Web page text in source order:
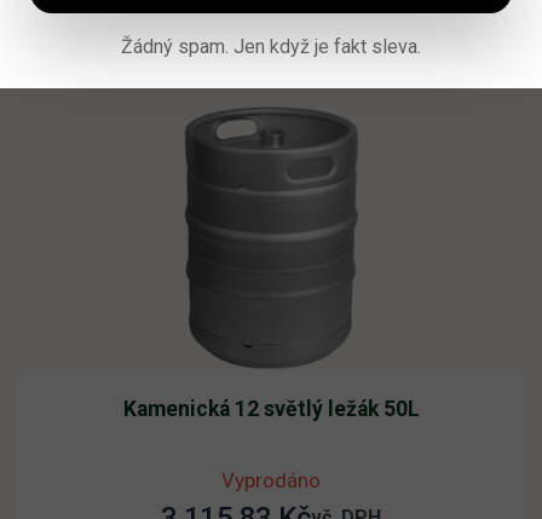
Přidat do košíku
Kamenická 12 světlý ležák 50L
Vyprodáno
Žádný spam. Jen když je fakt sleva.